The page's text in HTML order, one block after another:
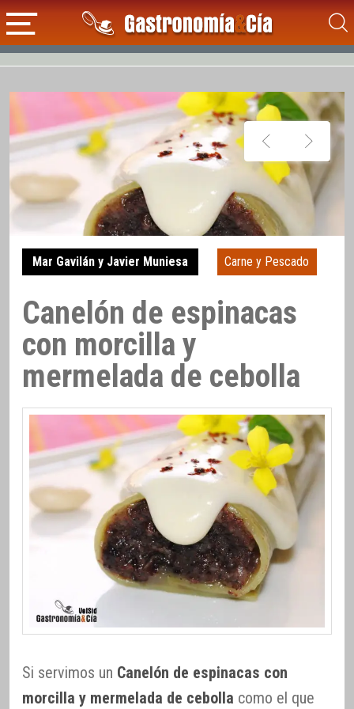
Mar Gavilán y Javier Muniesa Carne y Pescado
Canelón de espinacas
con morcilla y
mermelada de cebolla
Si servimos un Canelón de espinacas con
morcilla y mermelada de cebolla como el que